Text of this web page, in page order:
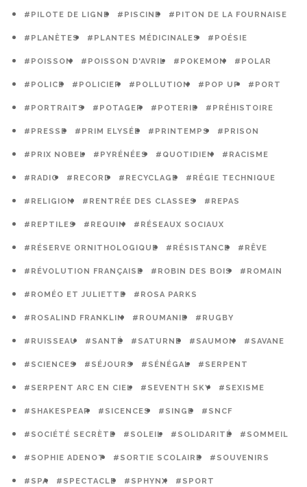
#PILOTE DE LIGNE #PISCINE #PITON DE LA FOURNAISE
#PLANÈTES #PLANTES MÉDICINALES #POÉSIE
#POISSON #POISSON D'AVRIL #POKEMON #POLAR
#POLICE #POLICIER #POLLUTION #POP UP #PORT
#PORTRAITS #POTAGER #POTERIE #PRÉHISTOIRE
#PRESSE #PRIM ELYSÉE #PRINTEMPS #PRISON
#PRIX NOBEL #PYRÉNÉES #QUOTIDIEN #RACISME
#RADIO #RECORD #RECYCLAGE #RÉGIE TECHNIQUE
#RELIGION #RENTRÉE DES CLASSES #REPAS
#REPTILES #REQUIN #RÉSEAUX SOCIAUX
#RÉSERVE ORNITHOLOGIQUE #RÉSISTANCE #RÊVE
#RÉVOLUTION FRANÇAISE #ROBIN DES BOIS #ROMAIN
#ROMÉO ET JULIETTE #ROSA PARKS
#ROSALIND FRANKLIN #ROUMANIE #RUGBY
#RUISSEAU #SANTÉ #SATURNE #SAUMON #SAVANE
#SCIENCES #SÉJOURS #SÉNÉGAL #SERPENT
#SERPENT ARC EN CIEL #SEVENTH SKY #SEXISME
#SHAKESPEAR #SICENCES #SINGE #SNCF
#SOCIÉTÉ SECRÈTE #SOLEIL #SOLIDARITÉ #SOMMEIL
#SOPHIE ADENOT #SORTIE SCOLAIRE #SOUVENIRS
#SPA #SPECTACLE #SPHYNX #SPORT